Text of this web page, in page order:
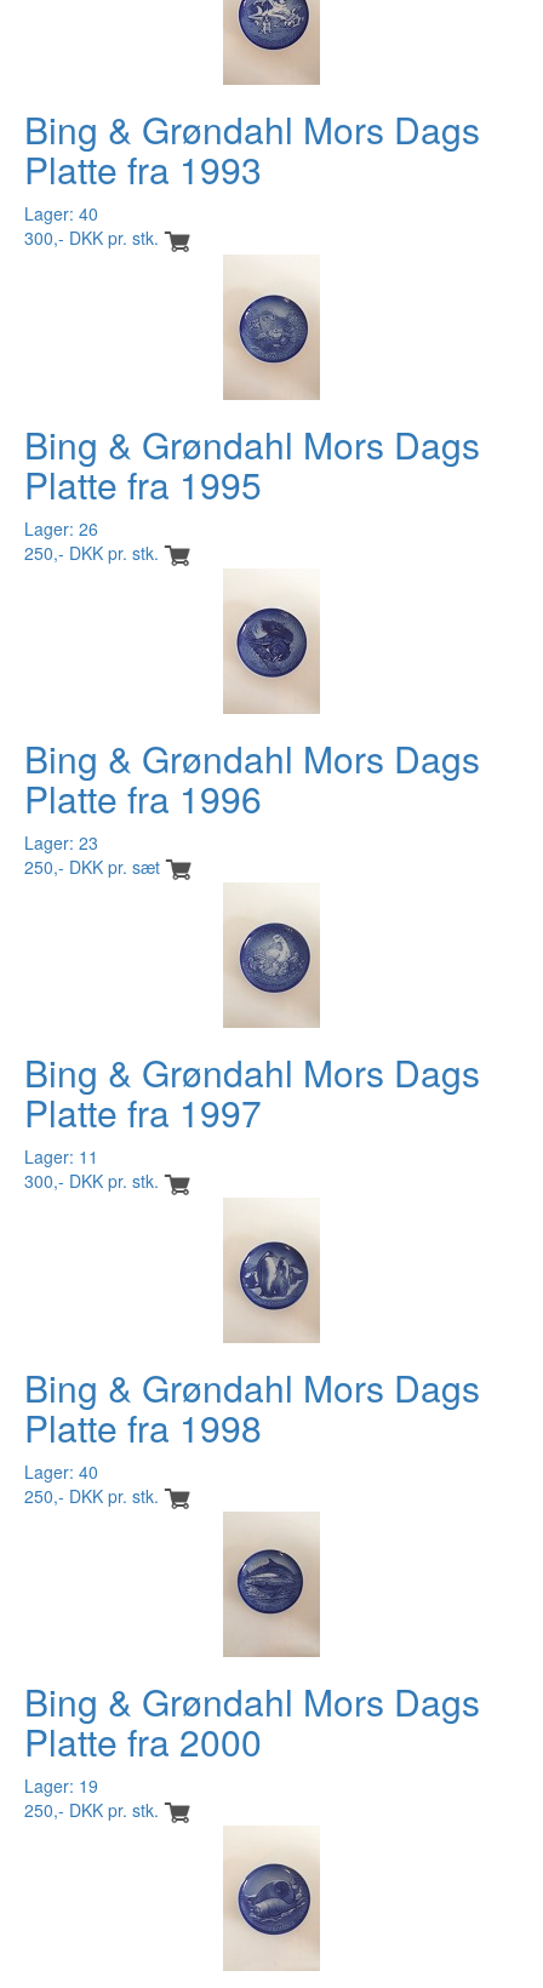
Bing & Grøndahl Mors Dags
Platte fra 1993
Lager: 40
300,- DKK pr. stk.
Bing & Grøndahl Mors Dags
Platte fra 1995
Lager: 26
250,- DKK pr. stk.
Bing & Grøndahl Mors Dags
Platte fra 1996
Lager: 23
250,- DKK pr. sæt
Bing & Grøndahl Mors Dags
Platte fra 1997
Lager: 11
300,- DKK pr. stk.
Bing & Grøndahl Mors Dags
Platte fra 1998
Lager: 40
250,- DKK pr. stk.
Bing & Grøndahl Mors Dags
Platte fra 2000
Lager: 19
250,- DKK pr. stk.